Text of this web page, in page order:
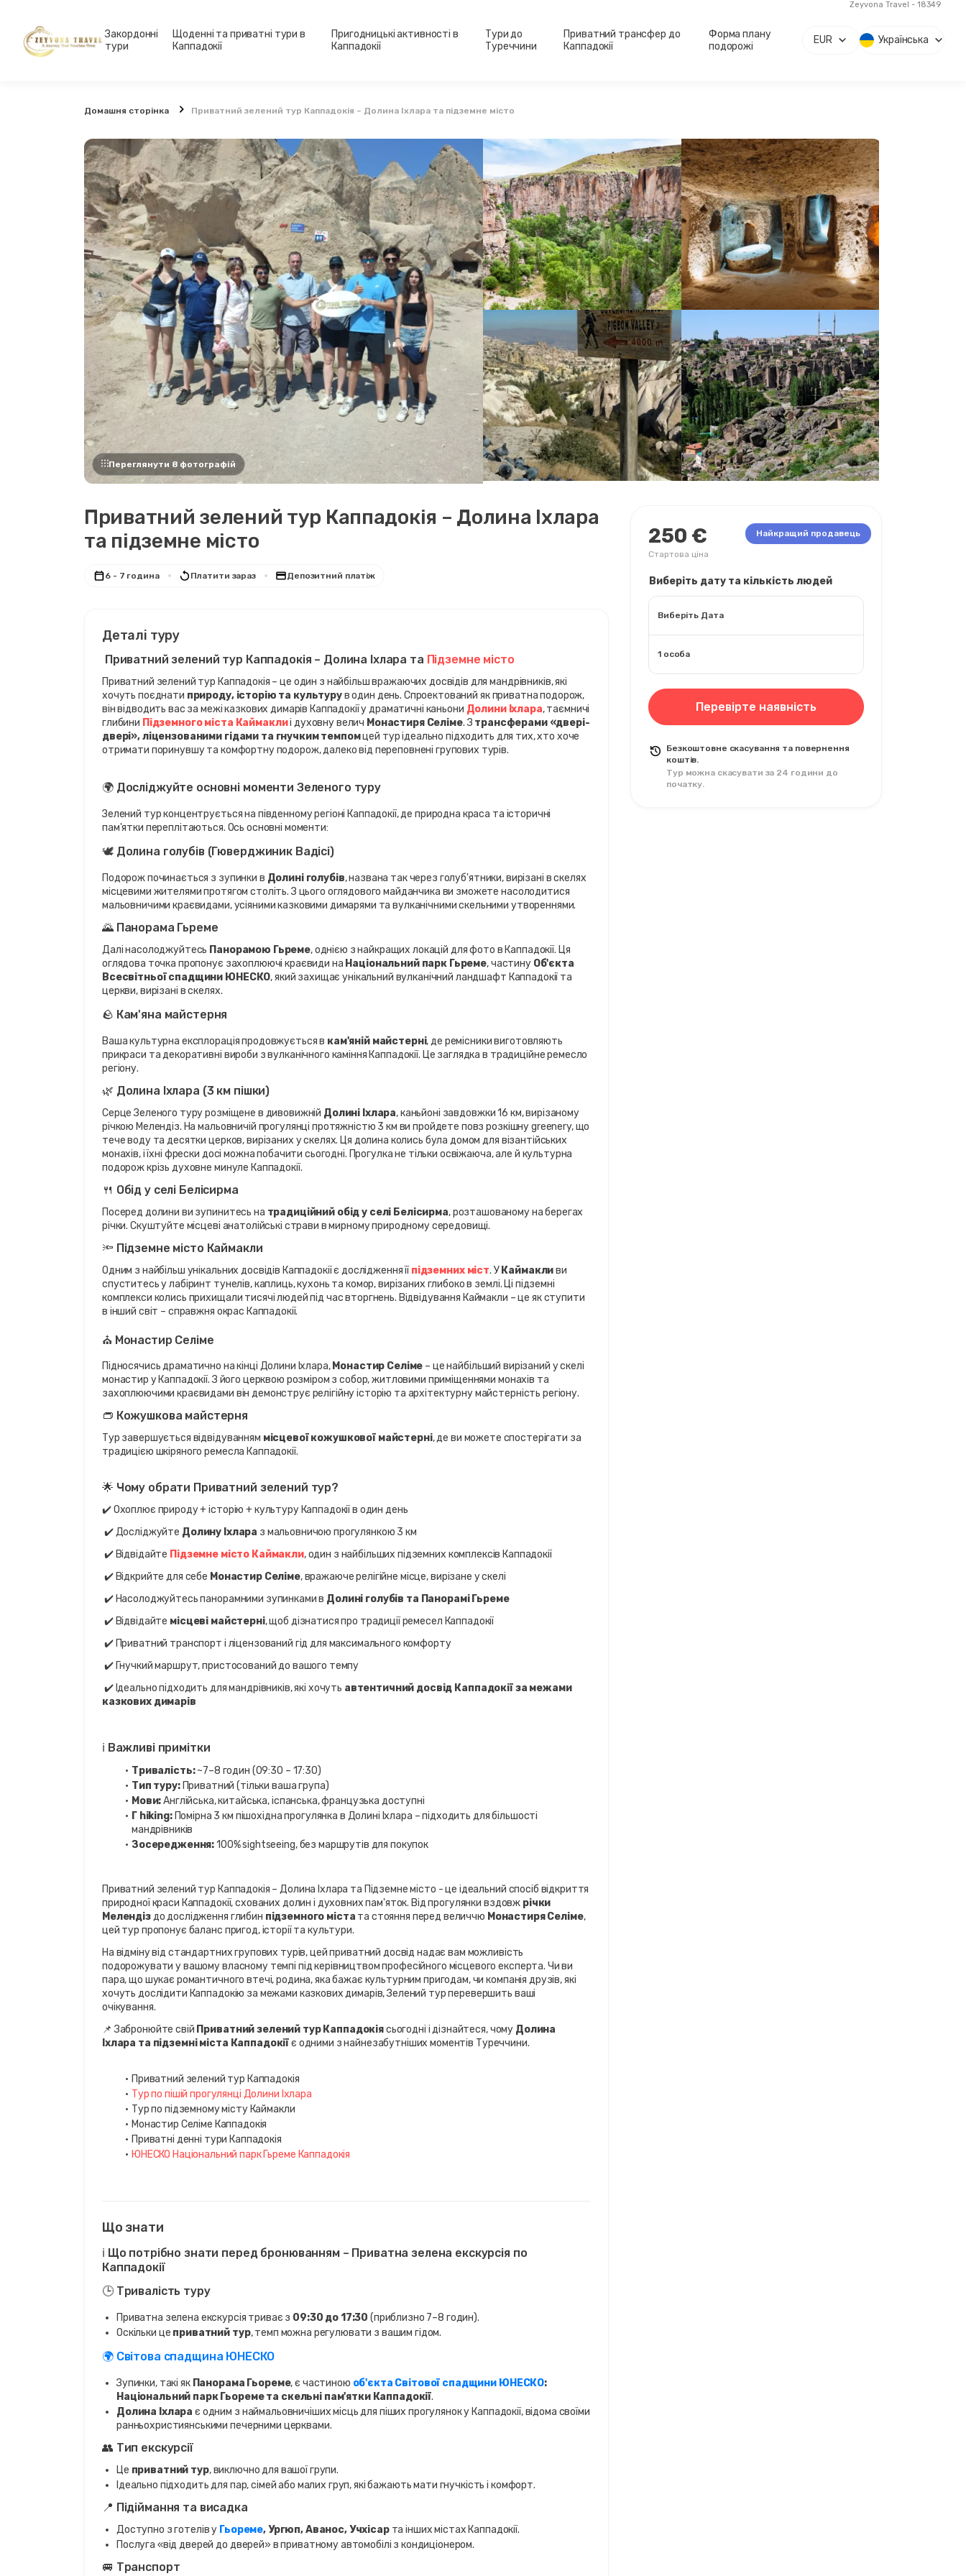
Zeyvona Travel - 18349
Закордонні
тури
Щоденні та приватні тури в
Каппадокії
Пригодницькі активності в
Каппадокії
Тури до
Туреччини
Приватний трансфер до
Каппадокії
Форма плану
подорожі
EUR Українська
Домашня сторінка Приватний зелений тур Каппадокія – Долина Іхлара та підземне місто
Переглянути 8 фотографій
Приватний зелений тур Каппадокія – Долина Іхлара
та підземне місто
6 - 7 година Платити зараз Депозитний платіж
Деталі туру
Приватний зелений тур Каппадокія – Долина Іхлара та Підземне місто
Приватний зелений тур Каппадокія – це один з найбільш вражаючих досвідів для мандрівників, які
хочуть поєднати природу, історію та культуру в один день. Спроектований як приватна подорож,
він відводить вас за межі казкових димарів Каппадокії у драматичні каньони Долини Іхлара, таємничі
глибини Підземного міста Каймакли і духовну велич Монастиря Селіме. З трансферами «двері-
двері», ліцензованими гідами та гнучким темпом цей тур ідеально підходить для тих, хто хоче
отримати поринувшу та комфортну подорож, далеко від переповнені групових турів.
🌍 Досліджуйте основні моменти Зеленого туру
Зелений тур концентрується на південному регіоні Каппадокії, де природна краса та історичні
пам'ятки переплітаються. Ось основні моменти:
🕊️ Долина голубів (Гюверджиник Вадісі)
Подорож починається з зупинки в Долині голубів, названа так через голуб'ятники, вирізані в скелях
місцевими жителями протягом століть. З цього оглядового майданчика ви зможете насолодитися
мальовничими краєвидами, усіяними казковими димарями та вулканічними скельними утвореннями.
🌄 Панорама Гьреме
Далі насолоджуйтесь Панорамою Гьреме, однією з найкращих локацій для фото в Каппадокії. Ця
оглядова точка пропонує захоплюючі краєвиди на Національний парк Гьреме, частину Об'єкта
Всесвітньої спадщини ЮНЕСКО, який захищає унікальний вулканічний ландшафт Каппадокії та
церкви, вирізані в скелях.
🪨 Кам'яна майстерня
Ваша культурна експлорація продовжується в кам'яній майстерні, де ремісники виготовляють
прикраси та декоративні вироби з вулканічного каміння Каппадокії. Це заглядка в традиційне ремесло
регіону.
🌿 Долина Іхлара (3 км пішки)
Серце Зеленого туру розміщене в дивовижній Долині Іхлара, каньйоні завдовжки 16 км, вирізаному
річкою Мелендіз. На мальовничій прогулянці протяжністю 3 км ви пройдете повз розкішну greenery, що
тече воду та десятки церков, вирізаних у скелях. Ця долина колись була домом для візантійських
монахів, і їхні фрески досі можна побачити сьогодні. Прогулка не тільки освіжаюча, але й культурна
подорож крізь духовне минуле Каппадокії.
🍴 Обід у селі Белісирма
Посеред долини ви зупинитесь на традиційний обід у селі Белісирма, розташованому на берегах
річки. Скуштуйте місцеві анатолійські страви в мирному природному середовищі.
🔦 Підземне місто Каймакли
Одним з найбільш унікальних досвідів Каппадокії є дослідження її підземних міст. У Каймакли ви
спуститесь у лабіринт тунелів, каплиць, кухонь та комор, вирізаних глибоко в землі. Ці підземні
комплекси колись прихищали тисячі людей під час вторгнень. Відвідування Каймакли – це як ступити
в інший світ – справжня окрас Каппадокії.
⛪ Монастир Селіме
Підносячись драматично на кінці Долини Іхлара, Монастир Селіме – це найбільший вирізаний у скелі
монастир у Каппадокії. З його церквою розміром з собор, житловими приміщеннями монахів та
захоплюючими краєвидами він демонструє релігійну історію та архітектурну майстерність регіону.
👝 Кожушкова майстерня
Тур завершується відвідуванням місцевої кожушкової майстерні, де ви можете спостерігати за
традицією шкіряного ремесла Каппадокії.
🌟 Чому обрати Приватний зелений тур?
✔️ Охоплює природу + історію + культуру Каппадокії в один день
✔️ Досліджуйте Долину Іхлара з мальовничою прогулянкою 3 км
✔️ Відвідайте Підземне місто Каймакли, один з найбільших підземних комплексів Каппадокії
✔️ Відкрийте для себе Монастир Селіме, вражаюче релігійне місце, вирізане у скелі
✔️ Насолоджуйтесь панорамними зупинками в Долині голубів та Панорамі Гьреме
✔️ Відвідайте місцеві майстерні, щоб дізнатися про традиції ремесел Каппадокії
✔️ Приватний транспорт і ліцензований гід для максимального комфорту
✔️ Гнучкий маршрут, пристосований до вашого темпу
✔️ Ідеально підходить для мандрівників, які хочуть автентичний досвід Каппадокії за межами
казкових димарів
ℹ️ Важливі примітки
Тривалість: ~7–8 годин (09:30 – 17:30)
Тип туру: Приватний (тільки ваша група)
Мови: Англійська, китайська, іспанська, французька доступні
Г hiking: Помірна 3 км пішохідна прогулянка в Долині Іхлара – підходить для більшості
мандрівників
Зосередження: 100% sightseeing, без маршрутів для покупок
Приватний зелений тур Каппадокія – Долина Іхлара та Підземне місто - це ідеальний спосіб відкриття
природної краси Каппадокії, схованих долин і духовних пам'яток. Від прогулянки вздовж річки
Мелендіз до дослідження глибин підземного міста та стояння перед величчю Монастиря Селіме,
цей тур пропонує баланс пригод, історії та культури.
На відміну від стандартних групових турів, цей приватний досвід надає вам можливість
подорожувати у вашому власному темпі під керівництвом професійного місцевого експерта. Чи ви
пара, що шукає романтичного втечі, родина, яка бажає культурним пригодам, чи компанія друзів, які
хочуть дослідити Каппадокію за межами казкових димарів, Зелений тур перевершить ваші
очікування.
📌 Забронюйте свій Приватний зелений тур Каппадокія сьогодні і дізнайтеся, чому Долина
Іхлара та підземні міста Каппадокії є одними з найнезабутніших моментів Туреччини.
Приватний зелений тур Каппадокія
Тур по пішій прогулянці Долини Іхлара
Тур по підземному місту Каймакли
Монастир Селіме Каппадокія
Приватні денні тури Каппадокія
ЮНЕСКО Національний парк Гьреме Каппадокія
Що знати
ℹ️ Що потрібно знати перед бронюванням – Приватна зелена екскурсія по
Каппадокії
🕒 Тривалість туру
Приватна зелена екскурсія триває з 09:30 до 17:30 (приблизно 7–8 годин).
Оскільки це приватний тур, темп можна регулювати з вашим гідом.
🌍 Світова спадщина ЮНЕСКО
Зупинки, такі як Панорама Гьореме, є частиною об'єкта Світової спадщини ЮНЕСКО:
Національний парк Гьореме та скельні пам'ятки Каппадокії.
Долина Іхлара є одним з наймальовничіших місць для піших прогулянок у Каппадокії, відома своїми
ранньохристиянськими печерними церквами.
👥 Тип екскурсії
Це приватний тур, виключно для вашої групи.
Ідеально підходить для пар, сімей або малих груп, які бажають мати гнучкість і комфорт.
📍 Підіймання та висадка
Доступно з готелів у Гьореме, Ургюп, Аванос, Учхісарта інших містах Каппадокії.
Послуга «від дверей до дверей» в приватному автомобілі з кондиціонером.
🚐 Транспорт
Найкращий продавець
250 €
Стартова ціна
Виберіть дату та кількість людей
Виберіть Дата
1 особа
Перевірте наявність
Безкоштовне скасування та повернення
коштів.
Тур можна скасувати за 24 години до
початку.